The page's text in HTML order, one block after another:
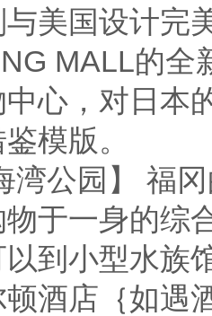
美国设计完
MALL的全
心，对日本
模版。
湾公园】 福
于一身的综
到小型水族
酒店｛如遇